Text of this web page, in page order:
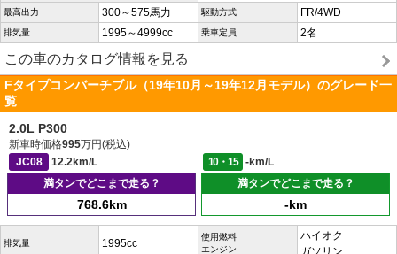
最高出力 300～575馬力 駆動方式 FR/4WD
排気量 1995～4999cc 乗車定員 2名
この車のカタログ情報を見る
Fタイプコンバーチブル（19年10月～19年12月モデル）のグレード一
覧
2.0L P300
新車時価格995万円(税込)
JC08
12.2km/L 10・15
-km/L
満タンでどこまで走る？
768.6km
満タンでどこまで走る？
-km
排気量 1995cc
使用燃料
エンジン
ハイオク